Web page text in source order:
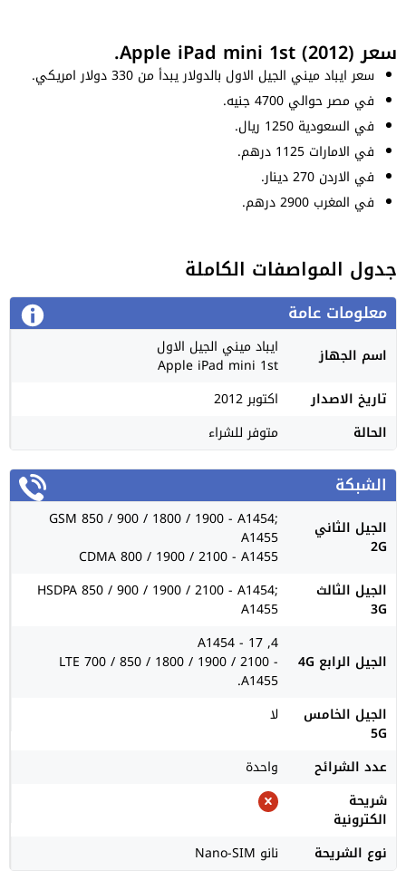
سعر Apple iPad mini 1st (2012).
سعر ايباد ميني الجيل الاول بالدولار يبدأ من 330 دولار امريكي.
في مصر حوالي 4700 جنيه.
في السعودية 1250 ريال.
في الامارات 1125 درهم.
في الاردن 270 دينار.
في المغرب 2900 درهم.
جدول المواصفات الكاملة
معلومات عامة
اسم الجهاز ايباد ميني الجيل الاول
Apple iPad mini 1st
تاريخ الاصدار
اكتوبر 2012
الحالة
متوفر للشراء
الشبكة
الجيل الثاني
2G
GSM 850 / 900 / 1800 / 1900 - A1454;
A1455
CDMA 800 / 1900 / 2100 - A1455
الجيل الثالث
3G
HSDPA 850 / 900 / 1900 / 2100 - A1454;
A1455
الجيل الرابع 4G
4, 17 - A1454
LTE 700 / 850 / 1800 / 1900 / 2100 -
A1455.
الجيل الخامس
5G
لا
عدد الشرائح
واحدة
شريحة
الكترونية
نوع الشريحة
نانو Nano-SIM